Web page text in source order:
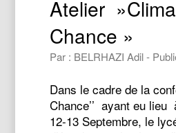
Atelier
Chance »
Par : BELRHAZI Adil -
Dans le cadre de la
Chance’’ ayant eu lieu
12-13 Septembre, le